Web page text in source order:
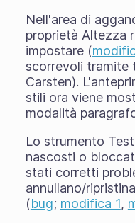
Nell'area di
proprietà Altezza
impostare (
scorrevoli tramite
Carsten).
stili ora viene
modalità
Lo strumento
nascosti o
stati corretti
annullano/
(bug; modifica 1,